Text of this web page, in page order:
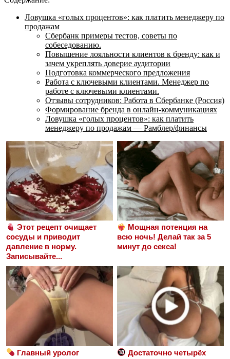
Ловушка «голых процентов»: как платить менеджеру по
продажам
Сбербанк примеры тестов, советы по
собеседованию.
Повышение лояльности клиентов к бренду: как и
зачем укреплять доверие аудитории
Подготовка коммерческого предложения
Работа с ключевыми клиентами. Менеджер по
работе с ключевыми клиентами.
Отзывы сотрудников: Работа в Сбербанке (Россия)
Формирование бренда в онлайн-коммуникациях
Ловушка «голых процентов»: как платить
менеджеру по продажам — Рамблер/финансы
Этот рецепт очищает
сосуды и приводит
давление в норму.
Записывайте...
Мощная потенция на
всю ночь! Делай так за 5
минут до секса!
Главный уролог
Достаточно четырёх